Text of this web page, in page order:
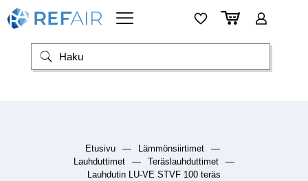
Etusivu — Lämmönsiirtimet
—
Lauhduttimet
— Teräslauhduttimet
—
Lauhdutin LU-VE STVF 100 teräs